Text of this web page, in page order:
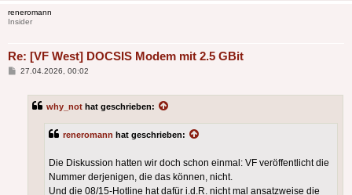
reneromann
Insider
Re: [VF West] DOCSIS Modem mit 2.5 GBit
Beitrag
27.04.2026, 00:02
why_not hat geschrieben:
reneromann hat geschrieben:
Die Diskussion hatten wir doch schon einmal: VF veröffentlicht die
Nummer derjenigen, die das können, nicht.
Und die 08/15-Hotline hat dafür i.d.R. nicht mal ansatzweise die